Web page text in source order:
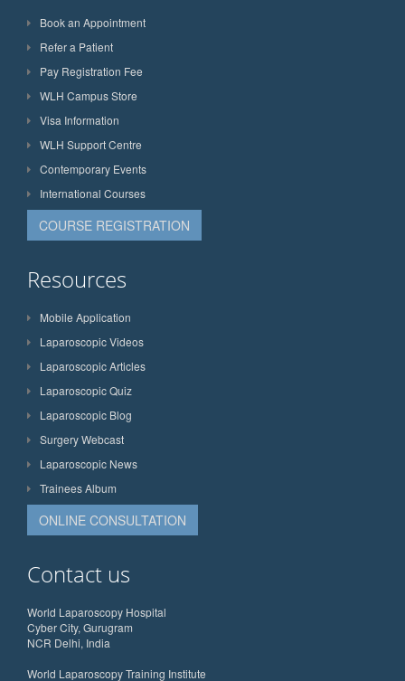
Book an Appointment
Refer a Patient
Pay Registration Fee
WLH Campus Store
Visa Information
WLH Support Centre
Contemporary Events
International Courses
COURSE REGISTRATION
Resources
Mobile Application
Laparoscopic Videos
Laparoscopic Articles
Laparoscopic Quiz
Laparoscopic Blog
Surgery Webcast
Laparoscopic News
Trainees Album
ONLINE CONSULTATION
Contact us
World Laparoscopy Hospital
Cyber City, Gurugram
NCR Delhi, India
World Laparoscopy Training Institute